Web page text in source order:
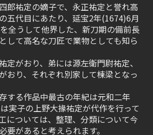
郎祐定の嫡子で、永正祐定と誉れ高
五代目にあたり、延宝2年(1674)6月
全うして他界した、新刀期の備前長
して高名な刀匠で業物としても知ら
定がおり、弟には源左衛門尉祐定、
おり、それぞれ別家して棟梁となっ
する作品中最古の年紀は元和二年
は実子の上野大掾祐定が代作を行って
については、整理、分類について今
要があると考えられます。